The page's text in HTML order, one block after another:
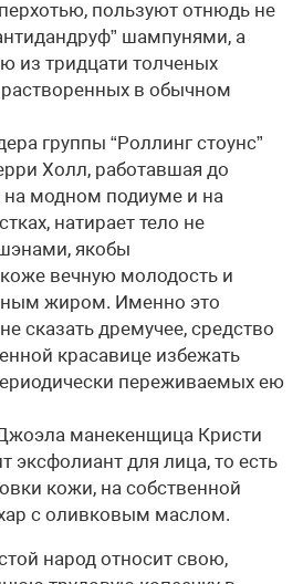
пользуют отнюдь не
шампунями, а
из тридцати толченых
растворенных в обычном
группы “Роллинг стоунс”
Холл, работавшая до
на модном подиуме и на
натирает тело не
якобы
вечную молодость и
жиром. Именно это
сказать дремучее, средство
красавице избежать
переживаемых ею
манекенщица Кристи
эксфолиант для лица, то есть
кожи, на собственной
с оливковым маслом.
народ относит свою,